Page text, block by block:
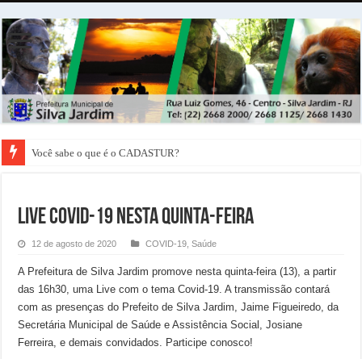
Você sabe o que é o CADASTUR?
LIVE COVID-19 NESTA QUINTA-FEIRA
12 de agosto de 2020 COVID-19 ,Saúde
A Prefeitura de Silva Jardim promove nesta quinta-feira (13), a partir
das 16h30, uma Live com o tema Covid-19. A transmissão contará
com as presenças do Prefeito de Silva Jardim, Jaime Figueiredo, da
Secretária Municipal de Saúde e Assistência Social, Josiane
Ferreira, e demais convidados. Participe conosco!